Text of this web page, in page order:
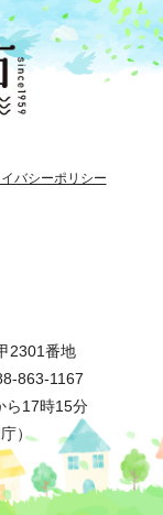
バシーポリシー
2301番地
863-1167
ら17時15分
）